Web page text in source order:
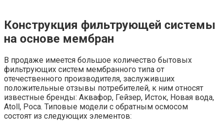
Конструкция фильтрующей системы
на основе мембран
В продаже имеется большое количество бытовых
фильтрующих систем мембранного типа от
отечественного производителя, заслуживших
положительные отзывы потребителей, к ним относят
известные бренды: Аквафор, Гейзер, Исток, Новая вода,
Atoll, Роса. Типовые модели с обратным осмосом
состоят из следующих элементов: